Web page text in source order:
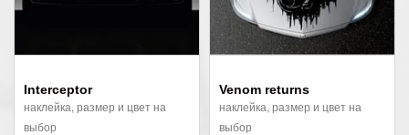
Interceptor
наклейка, размер и цвет на
выбор
Venom returns
наклейка, размер и цвет на
выбор